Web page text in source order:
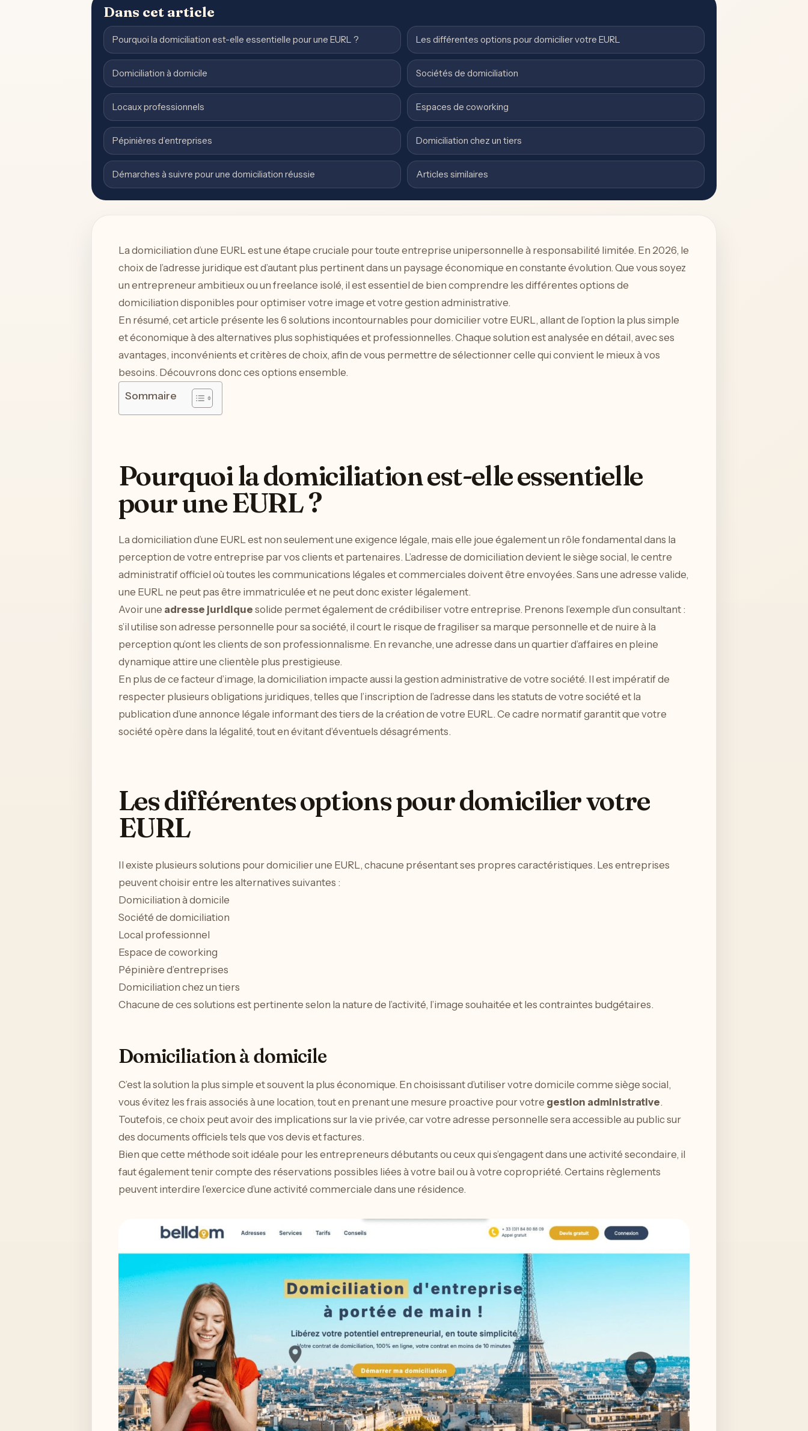
Dans cet article
Pourquoi la domiciliation est-elle essentielle pour une EURL ? Les différentes options pour domicilier votre EURL
Domiciliation à domicile Sociétés de domiciliation
Locaux professionnels Espaces de coworking
Pépinières d’entreprises Domiciliation chez un tiers
Démarches à suivre pour une domiciliation réussie Articles similaires
La domiciliation d’une EURL est une étape cruciale pour toute entreprise unipersonnelle à responsabilité limitée. En 2026, le
choix de l’adresse juridique est d’autant plus pertinent dans un paysage économique en constante évolution. Que vous soyez
un entrepreneur ambitieux ou un freelance isolé, il est essentiel de bien comprendre les différentes options de
domiciliation disponibles pour optimiser votre image et votre gestion administrative.
En résumé, cet article présente les 6 solutions incontournables pour domicilier votre EURL, allant de l’option la plus simple
et économique à des alternatives plus sophistiquées et professionnelles. Chaque solution est analysée en détail, avec ses
avantages, inconvénients et critères de choix, afin de vous permettre de sélectionner celle qui convient le mieux à vos
besoins. Découvrons donc ces options ensemble.
Sommaire
Pourquoi la domiciliation est-elle essentielle
pour une EURL ?
La domiciliation d’une EURL est non seulement une exigence légale, mais elle joue également un rôle fondamental dans la
perception de votre entreprise par vos clients et partenaires. L’adresse de domiciliation devient le siège social, le centre
administratif officiel où toutes les communications légales et commerciales doivent être envoyées. Sans une adresse valide,
une EURL ne peut pas être immatriculée et ne peut donc exister légalement.
Avoir une adresse juridique solide permet également de crédibiliser votre entreprise. Prenons l’exemple d’un consultant :
s’il utilise son adresse personnelle pour sa société, il court le risque de fragiliser sa marque personnelle et de nuire à la
perception qu’ont les clients de son professionnalisme. En revanche, une adresse dans un quartier d’affaires en pleine
dynamique attire une clientèle plus prestigieuse.
En plus de ce facteur d’image, la domiciliation impacte aussi la gestion administrative de votre société. Il est impératif de
respecter plusieurs obligations juridiques, telles que l’inscription de l’adresse dans les statuts de votre société et la
publication d’une annonce légale informant des tiers de la création de votre EURL. Ce cadre normatif garantit que votre
société opère dans la légalité, tout en évitant d’éventuels désagréments.
Les différentes options pour domicilier votre
EURL
Il existe plusieurs solutions pour domicilier une EURL, chacune présentant ses propres caractéristiques. Les entreprises
peuvent choisir entre les alternatives suivantes :
Domiciliation à domicile
Société de domiciliation
Local professionnel
Espace de coworking
Pépinière d’entreprises
Domiciliation chez un tiers
Chacune de ces solutions est pertinente selon la nature de l’activité, l’image souhaitée et les contraintes budgétaires.
Domiciliation à domicile
C’est la solution la plus simple et souvent la plus économique. En choisissant d’utiliser votre domicile comme siège social,
vous évitez les frais associés à une location, tout en prenant une mesure proactive pour votre gestion administrative.
Toutefois, ce choix peut avoir des implications sur la vie privée, car votre adresse personnelle sera accessible au public sur
des documents officiels tels que vos devis et factures.
Bien que cette méthode soit idéale pour les entrepreneurs débutants ou ceux qui s’engagent dans une activité secondaire, il
faut également tenir compte des réservations possibles liées à votre bail ou à votre copropriété. Certains règlements
peuvent interdire l’exercice d’une activité commerciale dans une résidence.